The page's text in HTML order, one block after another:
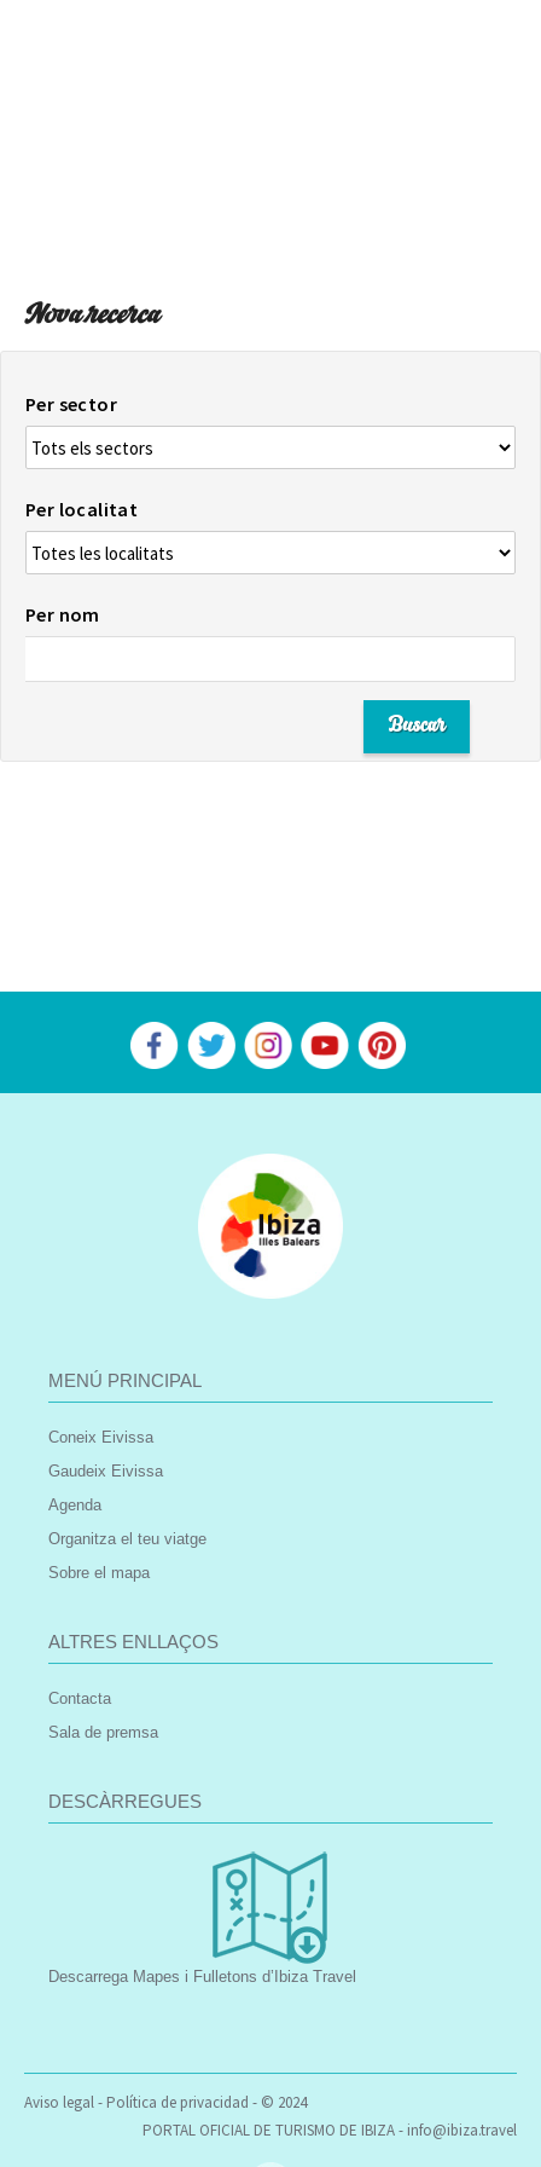
Nova recerca
Per sector
Per localitat
Per nom
MENÚ PRINCIPAL
Coneix Eivissa
Gaudeix Eivissa
Agenda
Organitza el teu viatge
Sobre el mapa
ALTRES ENLLAÇOS
Contacta
Sala de premsa
DESCÀRREGUES
Descarrega Mapes i Fulletons d’Ibiza Travel
Aviso legal- Política de privacidad - © 2024
PORTAL OFICIAL DE TURISMO DE IBIZA - info@ibiza.travel